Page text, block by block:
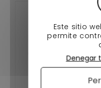
Este sitio
permite
Denegar